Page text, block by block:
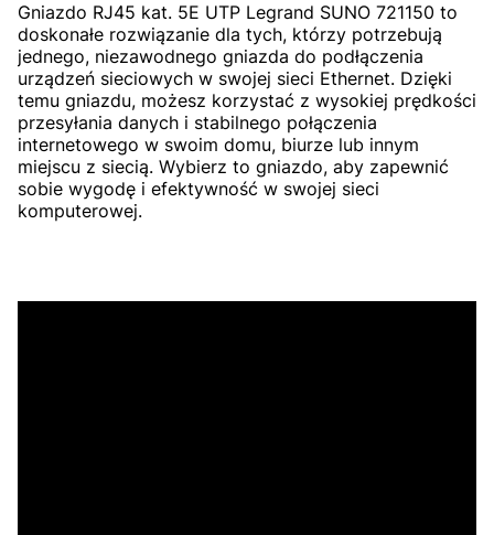
Gniazdo RJ45 kat. 5E UTP Legrand SUNO 721150 to
doskonałe rozwiązanie dla tych, którzy potrzebują
jednego, niezawodnego gniazda do podłączenia
urządzeń sieciowych w swojej sieci Ethernet. Dzięki
temu gniazdu, możesz korzystać z wysokiej prędkości
przesyłania danych i stabilnego połączenia
internetowego w swoim domu, biurze lub innym
miejscu z siecią. Wybierz to gniazdo, aby zapewnić
sobie wygodę i efektywność w swojej sieci
komputerowej.